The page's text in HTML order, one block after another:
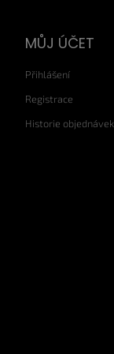
MŮJ ÚČET
Přihlášení
Registrace
Historie objednávek